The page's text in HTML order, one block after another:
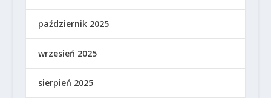
październik 2025
wrzesień 2025
sierpień 2025